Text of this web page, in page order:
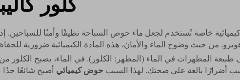
كلور
خاصة تُستخدم لجعل ماء حوض السباحة نظيفًا وأمنًا
من حيث وضوح الماء والأمان، هذه المادة الكيميائية ضرورية
طبيعة المطهرات في الماء (المطهر: الكلور). في الماء، يصبح الكلور
أضرارًا بالغة على صحتك. لهذا السبب حوض كيميائي أصبح شائعًا